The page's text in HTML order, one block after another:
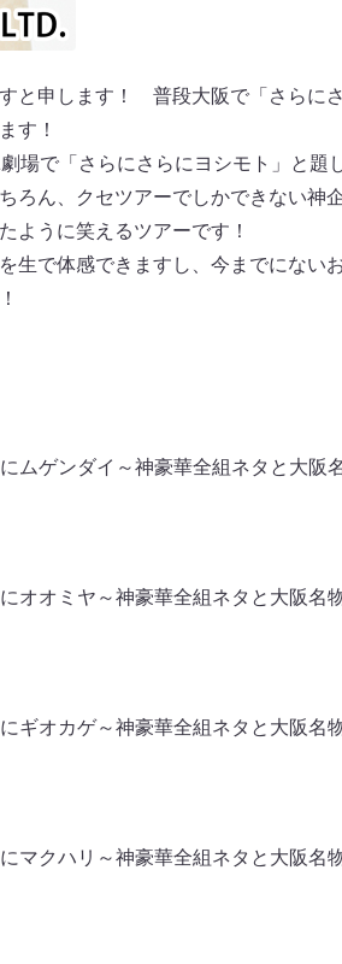
と申します！ 普段大阪で「さらに
す！
場で「さらにさらにヨシモト」と題
ん、クセツアーでしかできない神
ように笑えるツアーです！
生で体感できますし、今までにない
ムゲンダイ～神豪華全組ネタと大阪
オオミヤ～神豪華全組ネタと大阪名
ギオカゲ～神豪華全組ネタと大阪名
マクハリ～神豪華全組ネタと大阪名